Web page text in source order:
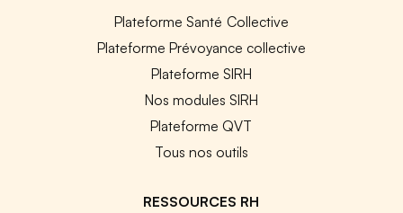
Plateforme Santé Collective
Plateforme Prévoyance collective
Plateforme SIRH
Nos modules SIRH
Plateforme QVT
Tous nos outils
RESSOURCES RH